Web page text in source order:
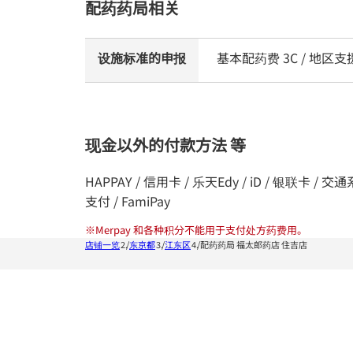
配药药局相关
设施标准的申报 基本配药费 3C / 地区
现金以外的付款方法 等
HAPPAY / 信用卡 / 乐天Edy / iD / 银联卡 / 交
支付 / FamiPay
※Merpay 和各种积分不能用于支付处方药费用。
店铺一览 东京都 江东区 配药药局 福太郎药店 住吉店